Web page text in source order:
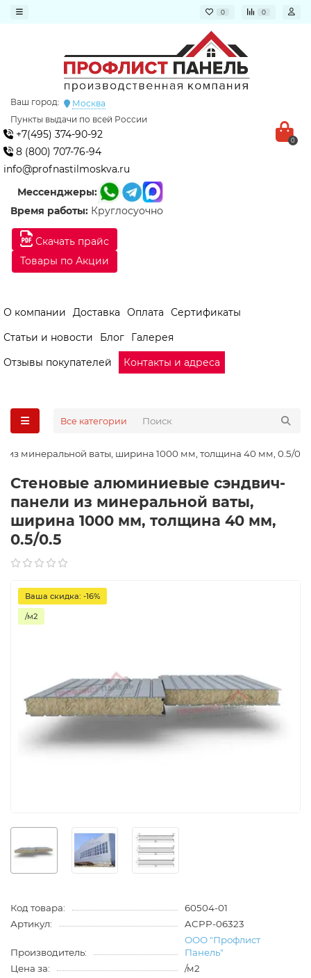
0 0
Скачать прайс
Товары по Акции
Ваш город:
Москва
Пункты выдачи по всей России
+7(495) 374-90-92
8 (800) 707-76-94
info@profnastilmoskva.ru
Мессенджеры:
Время работы: Круглосуочно
0
О компании Доставка Оплата
Сертификаты
Статьи и новости
Блог
Галерея
Отзывы покупателей
Контакты и адреса
Все категории
минеральной ваты, ширина 1000 мм, толщина 40 мм, 0.5/0.5
Стеновые алюминиевые сэндвич-
панели из минеральной ваты,
ширина 1000 мм, толщина 40 мм,
0.5/0.5
Ваша скидка: -16%
/м2
Код товара:
60504-01
Артикул:
ACPP-06323
Производитель:
ООО "Профлист
Панель"
Цена за:
/м2